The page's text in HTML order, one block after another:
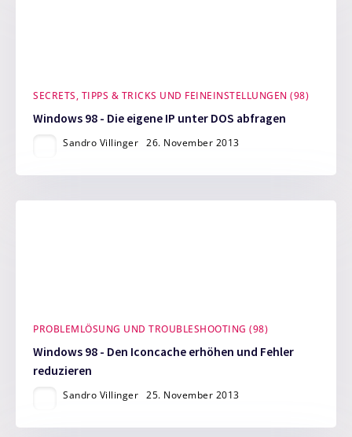
SECRETS, TIPPS & TRICKS UND FEINEINSTELLUNGEN (98)
Windows 98 - Die eigene IP unter DOS abfragen
Sandro Villinger 26. November 2013
PROBLEMLÖSUNG UND TROUBLESHOOTING (98)
Windows 98 - Den Iconcache erhöhen und Fehler
reduzieren
Sandro Villinger 25. November 2013